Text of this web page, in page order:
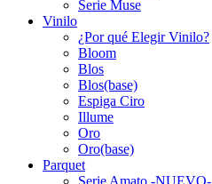
Serie Muse
Vinilo
¿Por qué Elegir Vinilo?
Bloom
Blos
Blos(base)
Espiga Ciro
Illume
Oro
Oro(base)
Parquet
Serie Amato -NUEVO-